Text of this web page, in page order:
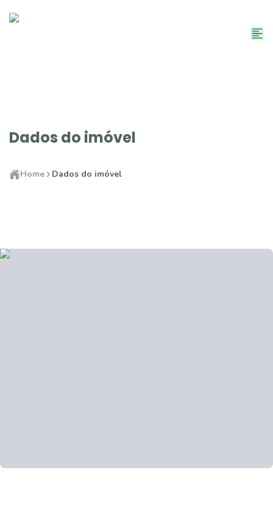
Dados do imóvel
Home Dados do imóvel